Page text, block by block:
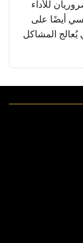
للأداء
أيضًا على
المشاكل
تمامًا.
بضعف فعالية
متطابقة
النفسية
بنفسه، مما
منتج
وأكثرها